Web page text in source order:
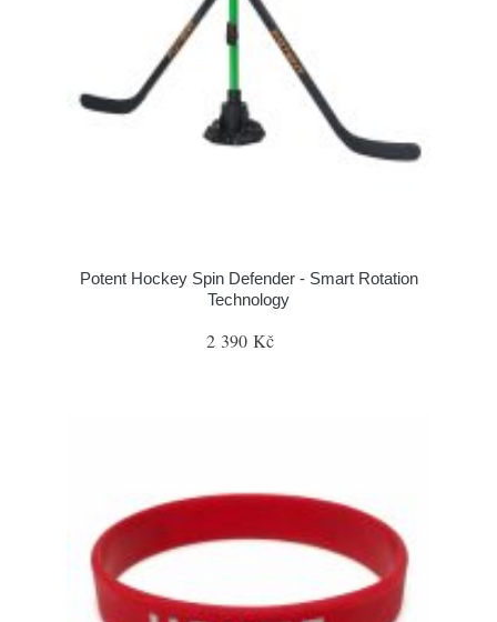
Potent Hockey Spin Defender - Smart Rotation
Technology
2 390 Kč